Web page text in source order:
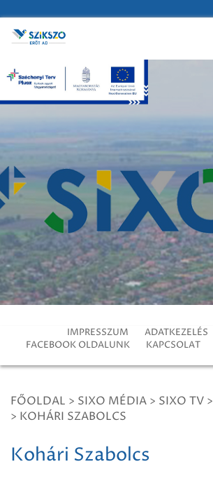
IMPRESSZUM ADATKEZELÉS
FACEBOOK OLDALUNK
KAPCSOLAT
FŐOLDAL > SIXO MÉDIA > SIXO TV >
> KOHÁRI SZABOLCS
Kohári Szabolcs